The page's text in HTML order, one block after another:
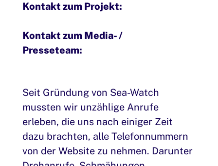
Kontakt zum Projekt:
Kontakt zum Media- /
Presseteam:
Seit Gründung von Sea-Watch
mussten wir unzählige Anrufe
erleben, die uns nach einiger Zeit
dazu brachten, alle Telefonnummern
von der Website zu nehmen. Darunter